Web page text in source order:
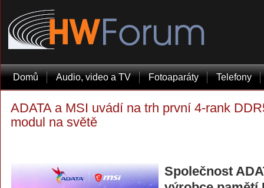
Domů Audio, video a TV Fotoaparáty Telefony
ADATA a MSI uvádí na trh první 4-rank
modul na světě
Společnost